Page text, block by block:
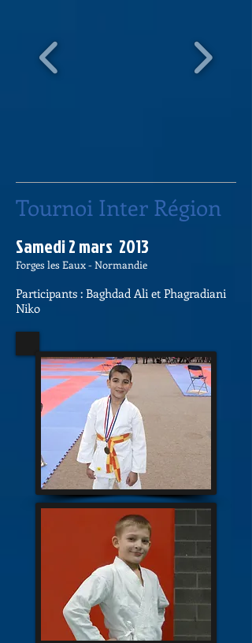
Tournoi Inter Région
Samedi 2 mars 2013​
Forges les Eaux - Normandie
Participants : Baghdad Ali et Phagradiani
Niko